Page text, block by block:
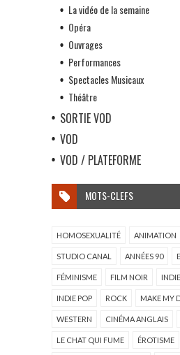
La vidéo de la semaine
Opéra
Ouvrages
Performances
Spectacles Musicaux
Théâtre
SORTIE VOD
VOD
VOD / PLATEFORME
MOTS-CLEFS
HOMOSEXUALITÉ ANIMATION
STUDIO CANAL ANNÉES 90
FÉMINISME FILM NOIR
INDIE POP ROCK MAKE MY
WESTERN CINÉMA ANGLAIS
LE CHAT QUI FUME ÉROTISME